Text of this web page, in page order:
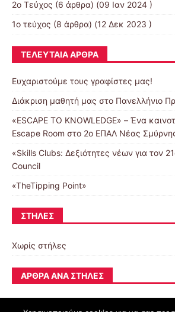
2ο Τεύχος (6 άρθρα) (09 Ιαν 2024 )
1ο τεύχος (8 άρθρα) (12 Δεκ 2023 )
ΤΕΛΕΥΤΑΊΑ ΆΡΘΡΑ
Ευχαριστούμε τους γραφίστες μας!
Διάκριση μαθητή μας στο Πανελλήνιο
«ESCAPE TO KNOWLEDGE» – Ένα
Escape Room στο 2ο ΕΠΑΛ Νέας
«Skills Clubs: Δεξιότητες νέων για τον
Council
«TheTipping Point»
ΣΤΉΛΕΣ
Χωρίς στήλες
ΆΡΘΡΑ ΑΝΆ ΣΤΉΛΕΣ